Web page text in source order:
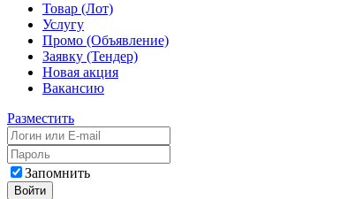
Товар (Лот)
Услугу
Промо (Объявление)
Заявку (Тендер)
Новая акция
Вакансию
Разместить
Запомнить
Войти